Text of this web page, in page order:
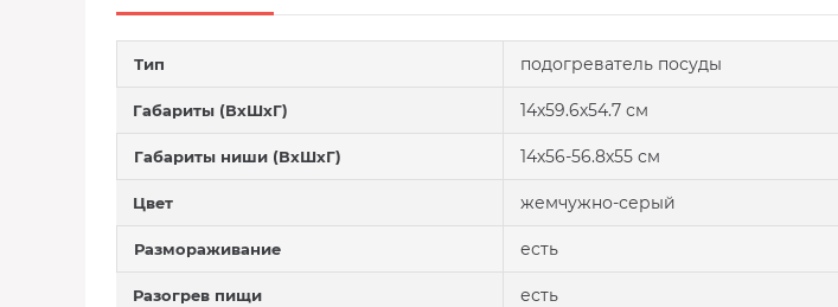
Тип подогреватель посуды
Габариты (ВхШхГ) 14х59.6х54.7 см
Габариты ниши (ВхШхГ) 14х56-56.8х55 см
Цвет жемчужно-серый
Размораживание есть
Разогрев пищи есть